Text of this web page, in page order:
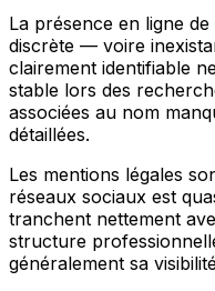
La présence en ligne
discrète — voire
clairement identifiable
stable lors des
associées au nom
détaillées.
Les mentions légales
réseaux sociaux est
tranchent nettement
structure
généralement sa